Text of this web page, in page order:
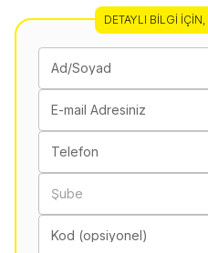
DETAYLI BILGI İÇIN
Ad/Soyad
E-mail Adresiniz
Telefon
Şube
Kod (opsiyonel)